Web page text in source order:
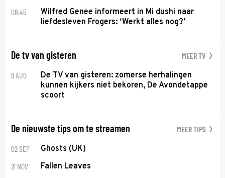
08:45
Wilfred Genee informeert in Mi dushi naar
liefdesleven Frogers: ‘Werkt alles nog?’
De tv van gisteren MEER TV
9 AUG
De TV van gisteren: zomerse herhalingen
kunnen kijkers niet bekoren, De Avondetappe
scoort
De nieuwste tips om te streamen MEER TIPS
02 SEP Ghosts (UK)
21 NOV Fallen Leaves